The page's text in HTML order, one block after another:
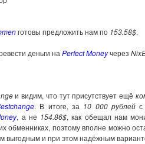
готовы предложить нам по 153.58$.
деньги на Perfect Moneyчерез
и видим, что тут присутствует ещё
. В итоге, за 10 000 рублей
, а не 154.86$, как обещал нам
обменниках, поэтому вполне можно
выгодным и при этом надёжным